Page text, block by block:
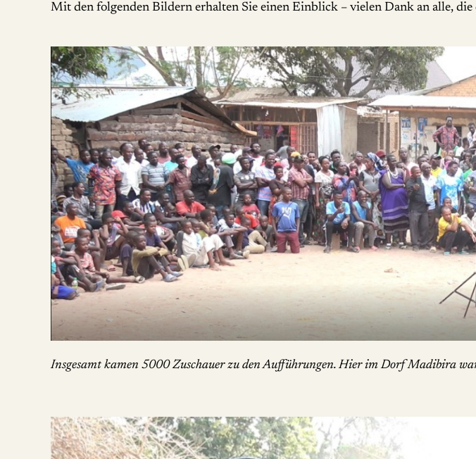
Mit den folgenden Bildern erhalten Sie einen Einblick – vielen Dank an alle,
Insgesamt kamen 5000 Zuschauer zu den Aufführungen. Hier im Dorf Madibira